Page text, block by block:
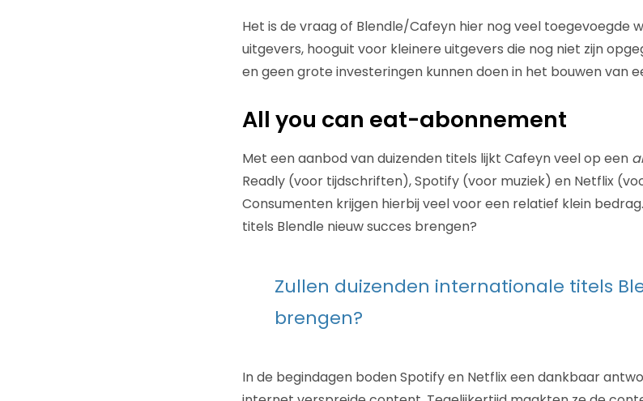
Het is de vraag of Blendle/Cafeyn hier nog veel toegevoegde
uitgevers, hooguit voor kleinere uitgevers die nog niet zijn
en geen grote investeringen kunnen doen in het bouwen van
All you can eat-abonnement
Met een aanbod van duizenden titels lijkt Cafeyn veel op een
Readly (voor tijdschriften), Spotify (voor muziek) en Netflix
Consumenten krijgen hierbij veel voor een relatief klein
titels Blendle nieuw succes brengen?
Zullen duizenden internationale titels
brengen?
In de begindagen boden Spotify en Netflix een dankbaar